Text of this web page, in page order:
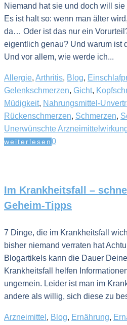
Niemand hat sie und doch will
Es ist halt so: wenn man älter
da… Oder ist das nur ein
eigentlich genau? Und warum ist
Und vor allem, wie werde ich...
Allergie, Arthritis, Blog,
Gelenkschmerzen, Gicht,
Müdigkeit, Nahrungsmittel-
Rückenschmerzen, Schmerzen,
Unerwünschte
weiterlesen0
Im Krankheitsfall –
Geheim-Tipps
7 Dinge, die im Krankheitsfall
bisher niemand verraten hat
Blogartikels kann die Dauer
Krankheitsfall helfen
ungemein. Leider ist man im
andere als willig, sich diese zu
Arzneimittel , Blog, Ernährung,